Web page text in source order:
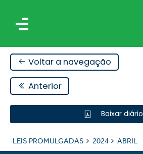
Voltar a navegação
Anterior
Baixar diário
LEIS PROMULGADAS 2024 ABRIL